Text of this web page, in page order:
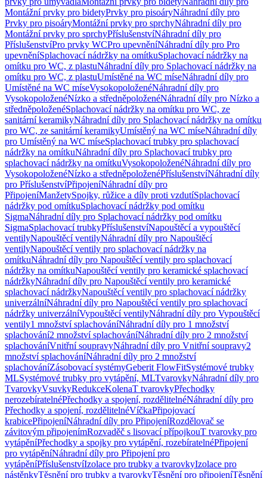
Montážní prvky pro bidetyPrvky pro pisoáryNáhradní díly pro
Prvky pro pisoáryMontážní prvky pro sprchyNáhradní díly pro
Montážní prvky pro sprchyPříslušenstvíNáhradní díly pro
PříslušenstvíPro prvky WCPro upevněníNáhradní díly pro Pro
upevněníSplachovací nádržky na omítkuSplachovací nádržky na
omítku pro WC, z plastuNáhradní díly pro Splachovací nádržky na
omítku pro WC, z plastuUmístěné na WC míseNáhradní díly pro
Umístěné na WC míseVysokopoloženéNáhradní díly pro
VysokopoloženéNízko a středněpoloženéNáhradní díly pro Nízko a
středněpoloženéSplachovací nádržky na omítku pro WC, ze
sanitární keramikyNáhradní díly pro Splachovací nádržky na omítku
pro WC, ze sanitární keramikyUmístěný na WC míseNáhradní díly
pro Umístěný na WC míseSplachovací trubky pro splachovací
nádržky na omítkuNáhradní díly pro Splachovací trubky pro
splachovací nádržky na omítkuVysokopoloženéNáhradní díly pro
VysokopoloženéNízko a středněpoloženéPříslušenstvíNáhradní díly
pro PříslušenstvíPřipojeníNáhradní díly pro
PřipojeníManžetySpojky, růžice a díly proti vzdutíSplachovací
nádržky pod omítkuSplachovací nádržky pod omítku
SigmaNáhradní díly pro Splachovací nádržky pod omítku
SigmaSplachovací trubkyPříslušenstvíNapouštěcí a vypouštěcí
ventilyNapouštěcí ventilyNáhradní díly pro Napouštěcí
ventilyNapouštěcí ventily pro splachovací nádržky na
omítkuNáhradní díly pro Napouštěcí ventily pro splachovací
nádržky na omítkuNapouštěcí ventily pro keramické splachovací
nádržkyNáhradní díly pro Napouštěcí ventily pro keramické
splachovací nádržkyNapouštěcí ventily pro splachovací nádržky
univerzálníNáhradní díly pro Napouštěcí ventily pro splachovací
nádržky univerzálníVypouštěcí ventilyNáhradní díly pro Vypouštěcí
ventily1 množství splachováníNáhradní díly pro 1 množství
splachování2 množství splachováníNáhradní díly pro 2 množství
splachováníVnitřní soupravyNáhradní díly pro Vnitřní soupravy2
množství splachováníNáhradní díly pro 2 množství
splachováníZásobovací systémyGeberit FlowFitSystémové trubky
MLSystémové trubky pro vytápění, MLTvarovkyNáhradní díly pro
TvarovkyVsuvkyRedukceKolenaT tvarovkyPřechodky
nerozebíratelnéPřechodky a spojení, rozdělitelnéNáhradní díly pro
Přechodky a spojení, rozdělitelnéVíčkaPřipojovací
krabicePřipojeníNáhradní díly pro PřipojeníRozdělovač se
závitovým připojenímRozvaděč s lisovací přípojkouT tvarovky pro
vytápěníPřechodky a spojky pro vytápění, rozebíratelnéPřipojení
pro vytápěníNáhradní díly pro Připojení pro
vytápěníPříslušenstvíIzolace pro trubky a tvarovkyIzolace pro
nástěnkyTěsnění pro trubky a tvarovkyTěsnění pro připojeníTěsnění